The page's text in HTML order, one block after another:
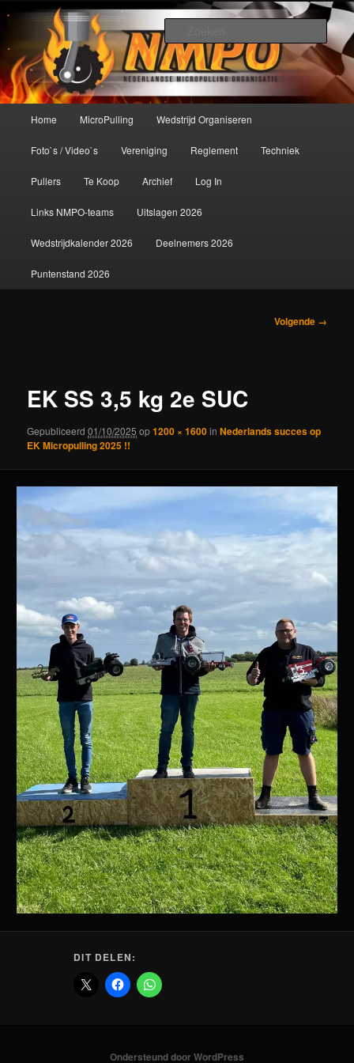
primaire
inhoudNederlandse MicroPulling
Organisatie
De meest krachtige modelbouwsport ter wereld!
Home MicroPulling Wedstrijd Organiseren
Foto`s / Video`s Vereniging Reglement Techniek
Pullers Te Koop Archief Log In
Links NMPO-teams Uitslagen 2026
Wedstrijdkalender 2026 Deelnemers 2026
Puntenstand 2026
Volgende →
EK SS 3,5 kg 2e SUC
Gepubliceerd01/10/2025 op1200 × 1600inNederlands succes op
EK Micropulling 2025 !!
DIT DELEN:
Ondersteund door WordPress